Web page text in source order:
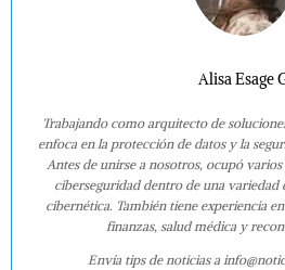
Alisa Esage
Trabajando como arquitecto de
enfoca en la protección de datos y la
Antes de unirse a nosotros, ocupó
ciberseguridad dentro de una variedad
cibernética. También tiene experiencia
finanzas, salud médica y
Envía tips de noticias a